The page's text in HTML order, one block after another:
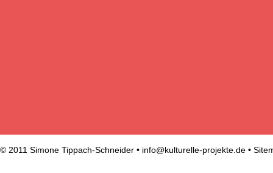
© 2011 Simone Tippach-Schneider • info@kulturelle-projekte.de •